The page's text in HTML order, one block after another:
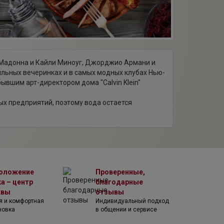
и Кайли Миноуг, Джорджио Армани и
вечеринках и в самых модных клубах Нью-
арт-директором дома "Calvin Klein"
предприятий, поэтому вода остается
слоями камня и песка. VOSS
Вода в элегантных стеклянных
Вега Сицилия, Шато Марго, Dom
оттенка вкуса, и VOSS будет
бутылки, которые удобно брать с собой.
– центр
и комфортная
Проверенные,
благодарные
отзывы
Индивидуальный подход
в общении и сервисе